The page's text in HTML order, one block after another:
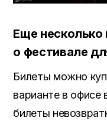
Еще
о фестивале
Билеты можно
варианте в
билеты